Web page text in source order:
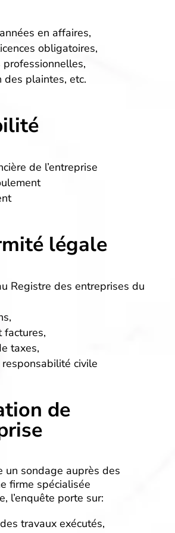
en affaires,
obligatoires,
des plaintes, etc.
de l’entreprise
légale
Registre des entreprises du
factures,
taxes,
civile
de
un sondage auprès des
firme spécialisée
l’enquête porte sur:
travaux exécutés,